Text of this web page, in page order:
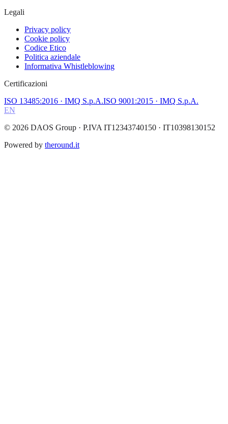
Legali
Privacy policy
Cookie policy
Codice Etico
Politica aziendale
Informativa Whistleblowing
Certificazioni
ISO 13485:2016 · IMQ S.p.A.ISO 9001:2015 · IMQ S.p.A.
EN
© 2026 DAOS Group · P.IVA IT12343740150 · IT10398130152
Powered by theround.it